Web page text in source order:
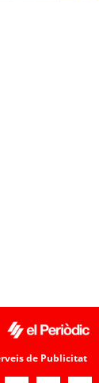
de Publicitat